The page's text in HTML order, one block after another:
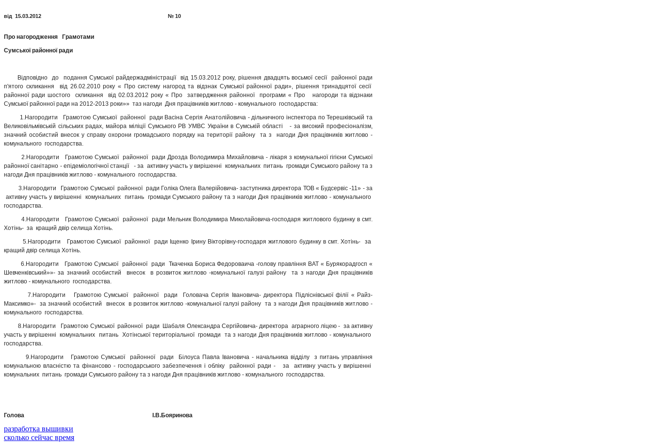
від 15.03.2012 № 10
Про нагородження Грамотами
Сумської районної ради
Відповідно до подання Сумської райдержадміністрації від 15.03.2012 року, рішення двадцять восьмої сесії районної ради
п'ятого скликання від 26.02.2010 року « Про систему нагород та відзнак Сумської районної ради», рішення тринадцятої сесії
районної ради шостого скликання від 02.03.2012 року « Про затвердження районної програми « Про нагороди та відзнаки
Сумської районної ради на 2012-2013 роки»» таз нагоди Дня працівників житлово - комунального господарства:
1.Нагородити Грамотою Сумської районної ради Васіна Сергія Анатолійовича - дільничного інспектора по Терешківській та
Великовільмівській сільських радах, майора міліції Сумського РВ УМВС України в Сумській області - за високий професіоналізм,
значний особистий внесок у справу охорони громадського порядку на території району та з нагоди Дня працівників житлово -
комунального господарства.
2.Нагородити Грамотою Сумської районної ради Дрозда Володимира Михайловича - лікаря з комунальної гігієни Сумської
районної санітарно - епідеміологічної станції - за активну участь у вирішенні комунальних питань громади Сумського району та з
нагоди Дня працівників житлово - комунального господарства.
3.Нагородити Грамотою Сумської районної ради Голіка Олега Валерійовича- заступника директора ТОВ « Будсервіс -11» - за
активну участь у вирішенні комунальних питань громади Сумського району та з нагоди Дня працівників житлово - комунального
господарства.
4.Нагородити Грамотою Сумської районної ради Мельник Володимира Миколайовича-господаря житлового будинку в смт.
Хотінь- за кращий двір селища Хотінь.
5.Нагородити Грамотою Сумської районної ради Іщенко Ірину Вікторівну-господаря житлового будинку в смт. Хотінь- за
кращий двір селища Хотінь.
6.Нагородити Грамотою Сумської районної ради Ткаченка Бориса Федороваича -голову правління ВАТ « Бурякорадгосп «
Шевченківський»»- за значний особистий внесок в розвиток житлово -комунальної галузі району та з нагоди Дня працівників
житлово - комунального господарства.
7.Нагородити Грамотою Сумської районної ради Головача Сергія Івановича- директора Підліснівської філії « Райз-
Максимко»- за значний особистий внесок в розвиток житлово -комунальної галузі району та з нагоди Дня працівників житлово -
комунального господарства.
8.Нагородити Грамотою Сумської районної ради Шабаля Олександра Сергійовича- директора аграрного ліцею - за активну
участь у вирішенні комунальних питань Хотінської територіальної громади та з нагоди Дня працівників житлово - комунального
господарства.
9.Нагородити Грамотою Сумської районної ради Білоуса Павла Івановича - начальника відділу з питань управління
комунальною власністю та фінансово - господарського забезпечення і обліку районної ради - за активну участь у вирішенні
комунальних питань громади Сумського району та з нагоди Дня працівників житлово - комунального господарства.
Голова І.В.Бояринова
разработка вышивки
сколько сейчас время